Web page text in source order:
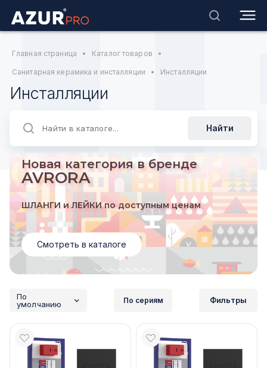
Главная страница • Каталог товаров •
Санитарная керамика и инсталляции • Инсталляции
Инсталляции
Найти
Новая категория в бренде
AVRORA
ШЛАНГИ и ЛЕЙКИ по доступным ценам
Смотреть в каталоге
По
умолчанию
По сериям Фильтры